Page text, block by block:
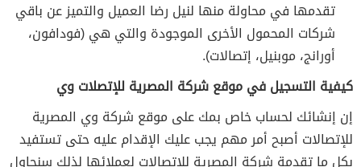
تقدمها في محاولة منها لنيل رضا العميل والتميز عن باقي
شركات المحمول الأخرى الموجودة والتي هي (فودافون،
أورانج، موبنيل، إتصالات).
كيفية التسجيل في موقع شركة المصرية للإتصلات وي
إن إنشائك لحساب خاص بمك على موقع شركة وي المصرية
للإتصالات أصبح أمر مهم يجب عليك الإقدام عليه حتى تستفيد